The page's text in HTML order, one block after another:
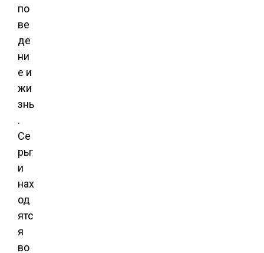
по
ве
де
ни
е и
жи
знь
.
Се
рьг
и
нах
од
ятс
я
во